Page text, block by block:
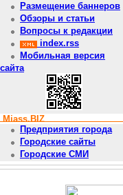
Размещение баннеров
Обзоры и статьи
Вопросы к редакции
index.rss
Мобильная версия
сайта
Miass.BIZ
Предприятия города
Городские сайты
Городские СМИ